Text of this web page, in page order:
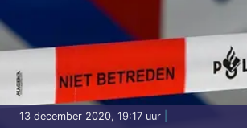
13 december 2020, 19:17 uur